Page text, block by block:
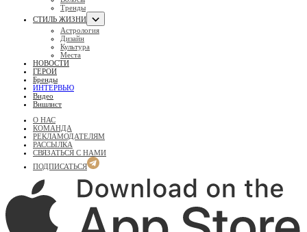
Тренды
СТИЛЬ ЖИЗНИ
Астрология
Дизайн
Культура
Места
НОВОСТИ
ГЕРОИ
Бренды
ИНТЕРВЬЮ
Видео
Вишлист
О НАС
КОМАНДА
РЕКЛАМОДАТЕЛЯМ
РАССЫЛКА
СВЯЗАТЬСЯ С НАМИ
ПОДПИСАТЬСЯ